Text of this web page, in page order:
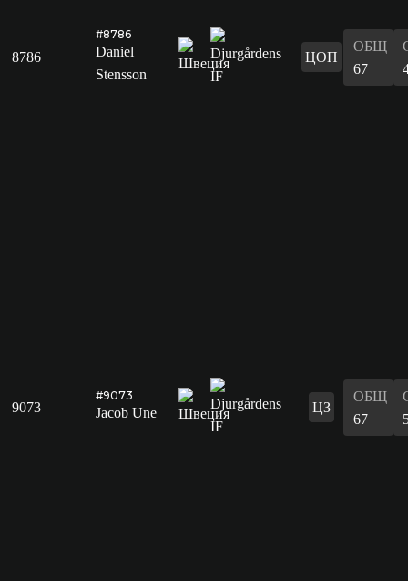
8786
#8786
Daniel
Stensson
ЦОП
ОБЩ
67
9073
#9073
Jacob Une ЦЗ
ОБЩ
67